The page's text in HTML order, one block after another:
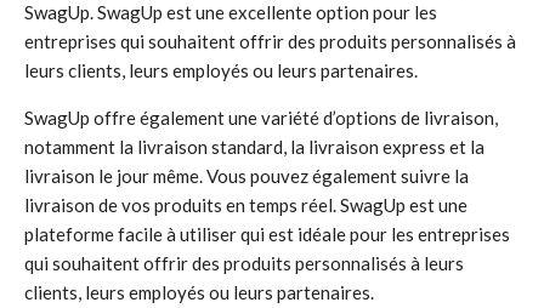
SwagUp. SwagUp est une excellente option pour les
entreprises qui souhaitent offrir des produits personnalisés à
leurs clients, leurs employés ou leurs partenaires.
SwagUp offre également une variété d’options de livraison,
notamment la livraison standard, la livraison express et la
livraison le jour même. Vous pouvez également suivre la
livraison de vos produits en temps réel. SwagUp est une
plateforme facile à utiliser qui est idéale pour les entreprises
qui souhaitent offrir des produits personnalisés à leurs
clients, leurs employés ou leurs partenaires.